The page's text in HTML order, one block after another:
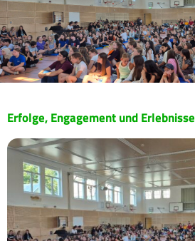
Erfolge, Engagement und Erlebnisse